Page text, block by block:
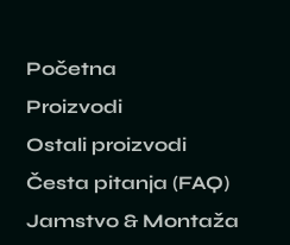
Početna
Proizvodi
Ostali proizvodi
Česta pitanja (FAQ)
Jamstvo & Montaža